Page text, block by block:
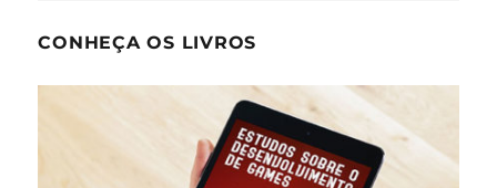
CONHEÇA OS LIVROS